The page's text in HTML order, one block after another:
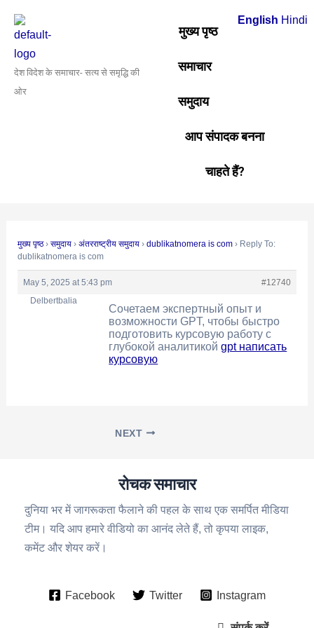
content
देश विदेश के समाचार- सत्य से समृद्धि की
ओर
मुख्य पृष्ठ
समाचार
समुदाय
आप संपादक बनना
चाहते हैं?
मुख्य पृष्ठ › समुदाय › अंतरराष्ट्रीय समुदाय › dublikatnomera is com › Reply To:
dublikatnomera is com
May 5, 2025 at 5:43 pm
#12740
Delbertbalia
Сочетаем экспертный опыт и
возможности GPT, чтобы быстро
подготовить курсовую работу с
глубокой аналитикойgpt написать
курсовую
navigation
NEXT
रोचक समाचार
दुनिया भर में जागरूकता फैलाने की पहल के साथ एक समर्पित मीडिया
टीम। यदि आप हमारे वीडियो का आनंद लेते हैं, तो कृपया लाइक,
कमेंट और शेयर करें।
Facebook Twitter Instagram
English Hindi